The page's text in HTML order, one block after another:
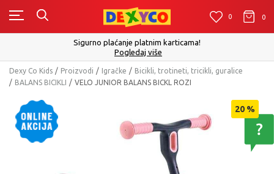
0 0
Sigurno plaćanje platnim karticama!
Pogledaj više
Dexy Co Kids Proizvodi Igračke
Bicikli, trotineti, tricikli, guralice
BALANS BICIKLI
VELO JUNIOR BALANS BICKL ROZI
20 %